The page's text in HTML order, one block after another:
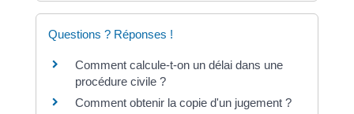
Questions ? Réponses !
Comment calcule-t-on un délai dans une
procédure civile ?
Comment obtenir la copie d'un jugement ?